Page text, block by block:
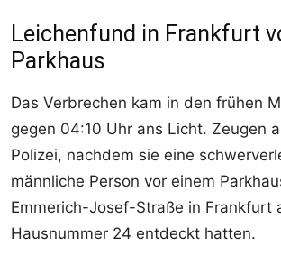
Leichenfund in Frankfurt
Parkhaus
Das Verbrechen kam in den frühen
gegen 04:10 Uhr ans Licht. Zeugen
Polizei, nachdem sie eine
männliche Person vor einem
Emmerich-Josef-Straße in Frankfurt
Hausnummer 24 entdeckt hatten.